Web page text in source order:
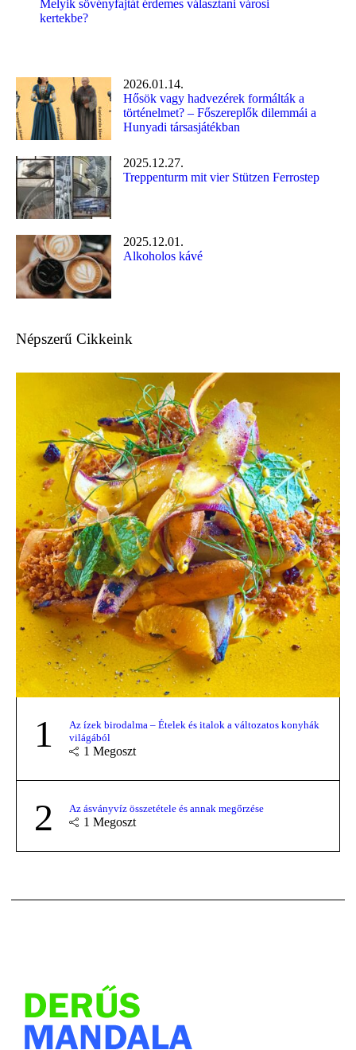
Melyik sövényfajtát érdemes választani városi
kertekbe?
2026.01.14.
Hősök vagy hadvezérek formálták a
történelmet? – Főszereplők dilemmái a
Hunyadi társasjátékban
2025.12.27.
Treppenturm mit vier Stützen Ferrostep
2025.12.01.
Alkoholos kávé
Népszerű Cikkeink
1
Az ízek birodalma – Ételek és italok a változatos konyhák
világából
1 Megoszt
2 Az ásványvíz összetétele és annak megőrzése
1 Megoszt